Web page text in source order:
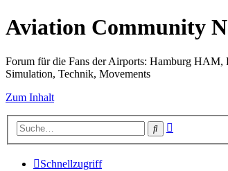
Aviation Community
Forum für die Fans der Airports: Hamburg
Simulation, Technik, Movements
Zum Inhalt
Suche
Schnellzugriff